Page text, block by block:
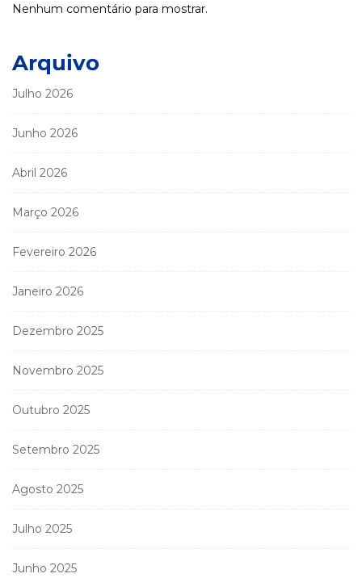
Nenhum comentário para mostrar.
Arquivo
Julho 2026
Junho 2026
Abril 2026
Março 2026
Fevereiro 2026
Janeiro 2026
Dezembro 2025
Novembro 2025
Outubro 2025
Setembro 2025
Agosto 2025
Julho 2025
Junho 2025